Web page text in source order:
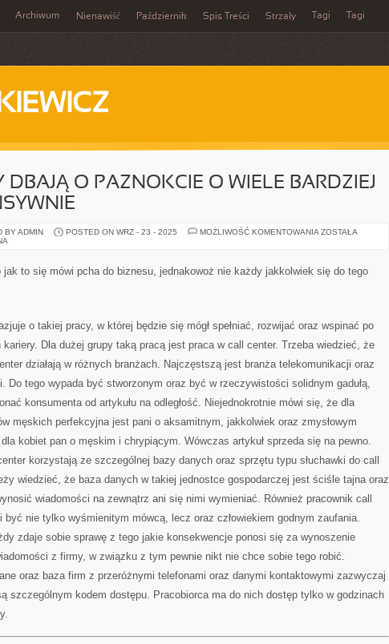
Archiwum Nienawiść Październik Spis Treści Strzały Tagi Tagi
DBAJĄ O PAZNOKCIE O WIELE BARDZIEJ
BY ADMIN POSTED ON WRZ - 23 - 2025 MOŻLIWOŚĆ KOMENTOWANIA DAMY
O
WIELE
ZOSTAŁA
jak to się mówi pcha do biznesu, jednakowoż nie każdy jakkolwiek się do tego
o takiej pracy, w której będzie się mógł spełniać, rozwijać oraz wspinać po
Dla dużej grupy taką pracą jest praca w call center. Trzeba wiedzieć, że
działają w różnych branżach. Najczęstszą jest branża telekomunikacji oraz
Do tego wypada być stworzonym oraz być w rzeczywistości solidnym gadułą,
konsumenta od artykułu na odległość. Niejednokrotnie mówi się, że dla
męskich perfekcyjna jest pani o aksamitnym, jakkolwiek oraz zmysłowym
dla kobiet pan o męskim i chrypiącym. Wówczas artykuł sprzeda się na pewno.
korzystają ze szczególnej bazy danych oraz sprzętu typu słuchawki do call
wiedzieć, że baza danych w takiej jednostce gospodarczej jest ściśle tajna oraz
wiadomości na zewnątrz ani się nimi wymieniać. Również pracownik call
być nie tylko wyśmienitym mówcą, lecz oraz człowiekiem godnym zaufania.
zdaje sobie sprawę z tego jakie konsekwencje ponosi się za wynoszenie
z firmy, w związku z tym pewnie nikt nie chce sobie tego robić.
oraz baza firm z przeróżnymi telefonami oraz danymi kontaktowymi zazwyczaj
szczególnym kodem dostępu. Pracobiorca ma do nich dostęp tylko w godzinach